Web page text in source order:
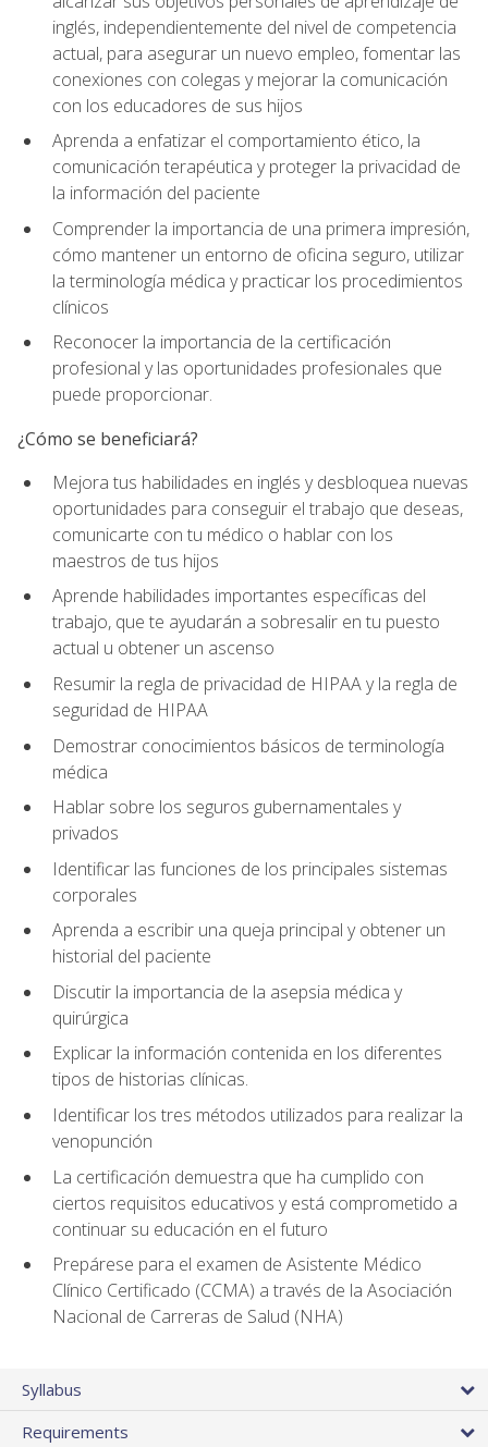
inglés, independientemente del nivel de competencia
actual, para asegurar un nuevo empleo, fomentar las
conexiones con colegas y mejorar la comunicación
con los educadores de sus hijos
Aprenda a enfatizar el comportamiento ético, la
comunicación terapéutica y proteger la privacidad de
la información del paciente
Comprender la importancia de una primera impresión,
cómo mantener un entorno de oficina seguro, utilizar
la terminología médica y practicar los procedimientos
clínicos
Reconocer la importancia de la certificación
profesional y las oportunidades profesionales que
puede proporcionar.
¿Cómo se beneficiará?
Mejora tus habilidades en inglés y desbloquea nuevas
oportunidades para conseguir el trabajo que deseas,
comunicarte con tu médico o hablar con los
maestros de tus hijos
Aprende habilidades importantes específicas del
trabajo, que te ayudarán a sobresalir en tu puesto
actual u obtener un ascenso
Resumir la regla de privacidad de HIPAA y la regla de
seguridad de HIPAA
Demostrar conocimientos básicos de terminología
médica
Hablar sobre los seguros gubernamentales y
privados
Identificar las funciones de los principales sistemas
corporales
Aprenda a escribir una queja principal y obtener un
historial del paciente
Discutir la importancia de la asepsia médica y
quirúrgica
Explicar la información contenida en los diferentes
tipos de historias clínicas.
Identificar los tres métodos utilizados para realizar la
venopunción
La certificación demuestra que ha cumplido con
ciertos requisitos educativos y está comprometido a
continuar su educación en el futuro
Prepárese para el examen de Asistente Médico
Clínico Certificado (CCMA) a través de la Asociación
Nacional de Carreras de Salud (NHA)
Syllabus
Requirements